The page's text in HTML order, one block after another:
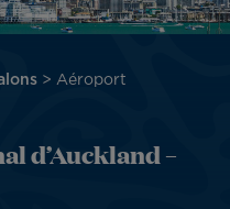
Aéroport
d’Auckland –